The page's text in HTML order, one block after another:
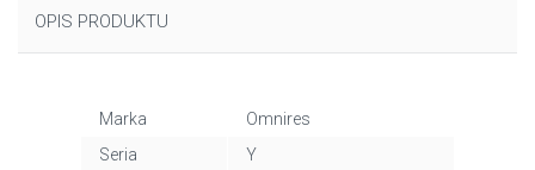
OPIS PRODUKTU
Marka
Omnires
Seria
Y